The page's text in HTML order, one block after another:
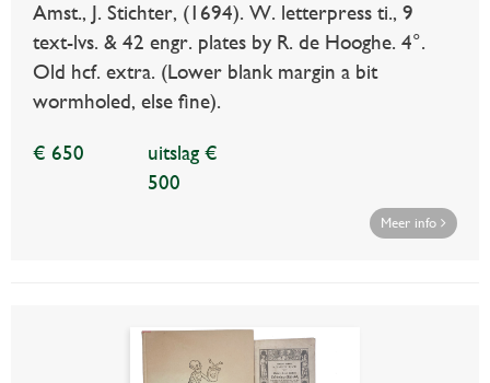
Amst., J. Stichter, (1694). W. letterpress ti., 9
text-lvs. & 42 engr. plates by R. de Hooghe. 4°.
Old hcf. extra. (Lower blank margin a bit
wormholed, else fine).
€ 650
uitslag €
500
Meer info